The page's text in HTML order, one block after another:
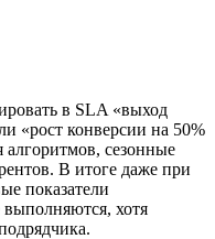
в SLA «выход
«рост конверсии на 50%
алгоритмов, сезонные
В итоге даже при
показатели
хотя